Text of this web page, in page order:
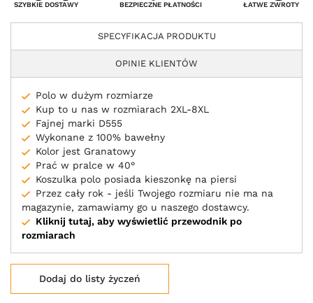
SZYBKIE DOSTAWY BEZPIECZNE PŁATNOŚCI ŁATWE ZWROTY
SPECYFIKACJA PRODUKTU
OPINIE KLIENTÓW
Polo w dużym rozmiarze
Kup to u nas w rozmiarach 2XL-8XL
Fajnej marki D555
Wykonane z 100% bawełny
Kolor jest Granatowy
Prać w pralce w 40°
Koszulka polo posiada kieszonkę na piersi
Przez cały rok - jeśli Twojego rozmiaru nie ma na
magazynie, zamawiamy go u naszego dostawcy.
Kliknij tutaj, aby wyświetlić przewodnik po
rozmiarach
Dodaj do listy życzeń